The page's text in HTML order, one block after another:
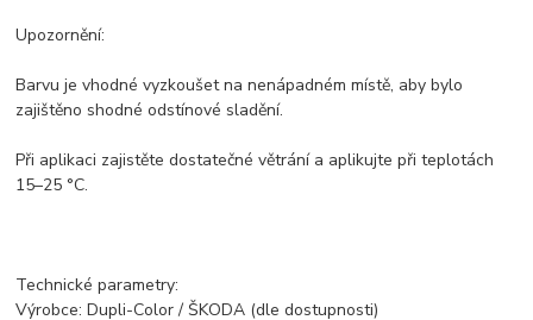
Upozornění:
Barvu je vhodné vyzkoušet na nenápadném místě, aby bylo
zajištěno shodné odstínové sladění.
Při aplikaci zajistěte dostatečné větrání a aplikujte při teplotách
15–25 °C.
Technické parametry:
Výrobce: Dupli-Color / ŠKODA (dle dostupnosti)